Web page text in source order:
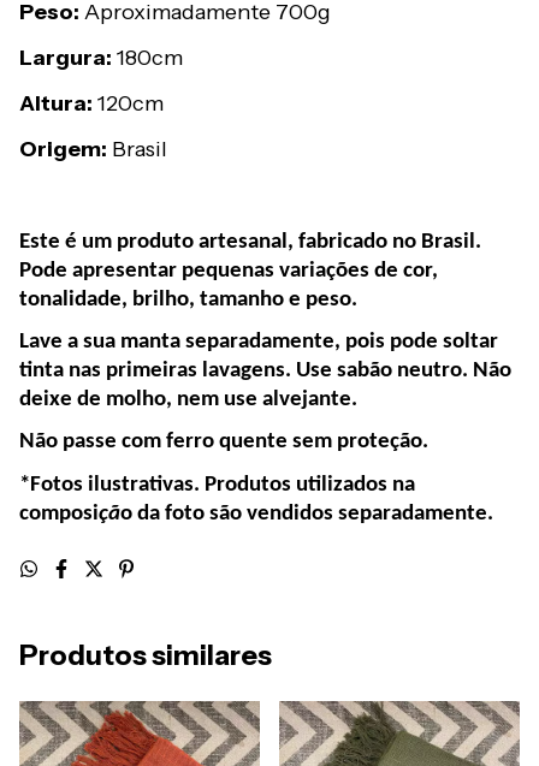
Peso: Aproximadamente 700g
Largura: 180cm
Altura: 120cm
Origem: Brasil
Este é um produto artesanal, fabricado no Brasil.
Pode apresentar pequenas variações de cor,
tonalidade, brilho, tamanho e peso.
Lave a sua manta separadamente, pois pode soltar
tinta nas primeiras lavagens. Use sabão neutro. Não
deixe de molho, nem use alvejante.
Não passe com ferro quente sem proteção.
*Fotos ilustrativas. Produtos utilizados na
composição da foto são vendidos separadamente.
Produtos similares